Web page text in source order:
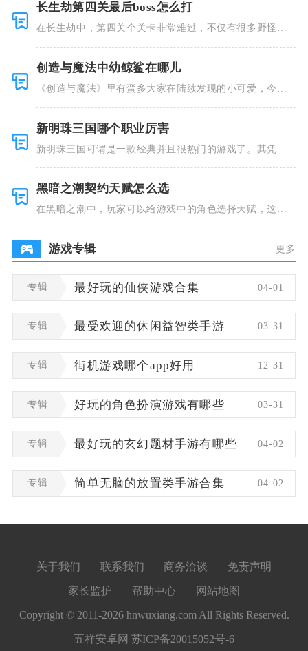
长生劫第四关最后boss怎么打
在长生劫中，第四关个关卡非常难过，不仅有很多野怪，
创造与魔法中幼鲸鲨在哪儿
《创造与魔法》里有蛮多大家在陆续发现的小可爱，今天
新明珠三国哪个职业厉害
新明珠三国可谓是一款经典并且很热门的游戏了。其凭借
黑暗之潮契约天赋怎么选
在黑暗之潮中，玩家可以给游戏中的角色选择天赋，这些
游戏专辑 更多
专辑 最好玩的仙侠游戏合集 04-01
专辑 最受欢迎的休闲益智类手游 03-31
专辑 街机游戏哪个app好用 12-31
专辑 好玩的角色扮演游戏有哪些 03-31
专辑 最好玩的玄幻题材手游有哪些 04-02
专辑 简单无脑的放置类手游合集 04-02
关于我们 联系我们 商务洽谈 免责声明
家长监护 帮助中心 网站地图
Copyright © 2011-2026 hnwuxiang.com All Rights Reserved.
五祥安卓网 苏ICP备20015052号-6